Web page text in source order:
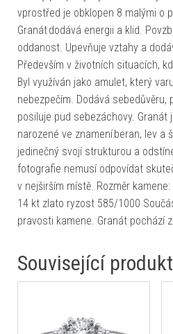
vprostřed je obklopen 8 malými o
Granát dodává energii a klid.
oddanost. Upevňuje vztahy a
Především v životních situacích,
Byl využíván jako amulet, který
nebezpečím. Dodává sebedůvěru,
posiluje pud sebezáchovy. Granát
narozené ve znamení beran, lev a
jedinečný svojí strukturou a
fotografie nemusí odpovídat
v nejširším místě. Rozměr
14 kt zlato ryzost 585/1000
pravosti kamene. Granát pochází
Související